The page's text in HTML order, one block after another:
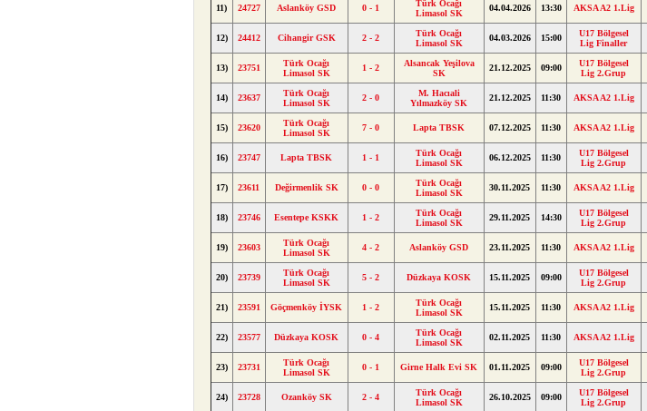
11) 24727 Aslanköy GSD 0 - 1
Türk Ocağı
Limasol SK
04.04.2026 13:30 AKSA A2 1.Lig
12) 24412 Cihangir GSK 2 - 2
Türk Ocağı
Limasol SK
04.03.2026 15:00
U17 Bölgesel
Lig Finaller
13) 23751
Türk Ocağı
Limasol SK
1 - 2
Alsancak Yeşilova
SK
21.12.2025 09:00
U17 Bölgesel
Lig 2.Grup
14) 23637
Türk Ocağı
Limasol SK
2 - 0
M. Hacıali
Yılmazköy SK
21.12.2025 11:30 AKSA A2 1.Lig
15) 23620
Türk Ocağı
Limasol SK
7 - 0 Lapta TBSK 07.12.2025 11:30 AKSA A2 1.Lig
16) 23747 Lapta TBSK 1 - 1
Türk Ocağı
Limasol SK
06.12.2025 11:30
U17 Bölgesel
Lig 2.Grup
17) 23611 Değirmenlik SK 0 - 0
Türk Ocağı
Limasol SK
30.11.2025 11:30 AKSA A2 1.Lig
18) 23746 Esentepe KSKK 1 - 2
Türk Ocağı
Limasol SK
29.11.2025 14:30
U17 Bölgesel
Lig 2.Grup
19) 23603
Türk Ocağı
Limasol SK
4 - 2 Aslanköy GSD 23.11.2025 11:30 AKSA A2 1.Lig
20) 23739
Türk Ocağı
Limasol SK
5 - 2 Düzkaya KOSK 15.11.2025 09:00
U17 Bölgesel
Lig 2.Grup
21) 23591 Göçmenköy İYSK 1 - 2
Türk Ocağı
Limasol SK
15.11.2025 11:30 AKSA A2 1.Lig
22) 23577 Düzkaya KOSK 0 - 4
Türk Ocağı
Limasol SK
02.11.2025 11:30 AKSA A2 1.Lig
23) 23731
Türk Ocağı
Limasol SK
0 - 1 Girne Halk Evi SK 01.11.2025 09:00
U17 Bölgesel
Lig 2.Grup
24) 23728 Ozanköy SK 2 - 4
Türk Ocağı
Limasol SK
26.10.2025 09:00
U17 Bölgesel
Lig 2.Grup